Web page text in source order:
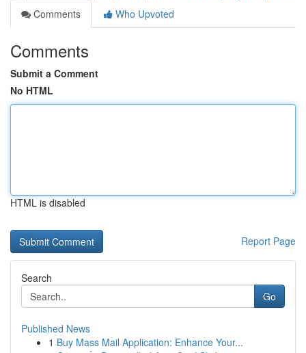
Comments
Who Upvoted
Comments
Submit a Comment
No HTML
HTML is disabled
Report Page
Search
Go
Published News
1 Buy Mass Mail Application: Enhance Your...